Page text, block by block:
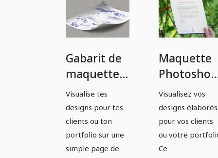
Gabarit de
maquette
Photoshop
pour un
flyer A4
d'une seule
page en
Visualise tes
designs pour tes
clients ou ton
portfolio sur une
simple page de
Maquette
Photoshop
pour une
brochure
A4 d'une
page en
format
Visualisez vos
designs élaborés
pour vos clients
ou votre
Ce